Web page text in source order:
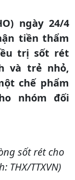
ngày 24/4
tiền thẩm
trị sốt rét
và trẻ nhỏ,
chế phẩm
nhóm đối
sốt rét cho
THX/TTXVN)